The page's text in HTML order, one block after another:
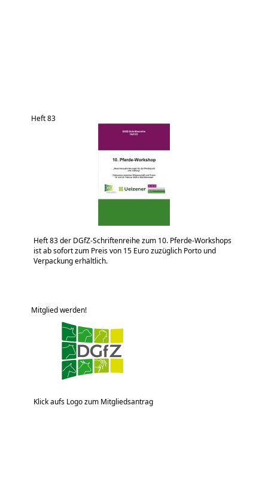
Heft 83
Heft 83 der DGfZ-Schriftenreihe zum 10. Pferde-Workshops
ist ab sofort zum Preis von 15 Euro zuzüglich Porto und
Verpackung erhältlich.
Mitglied werden!
Klick aufs Logo zum Mitgliedsantrag